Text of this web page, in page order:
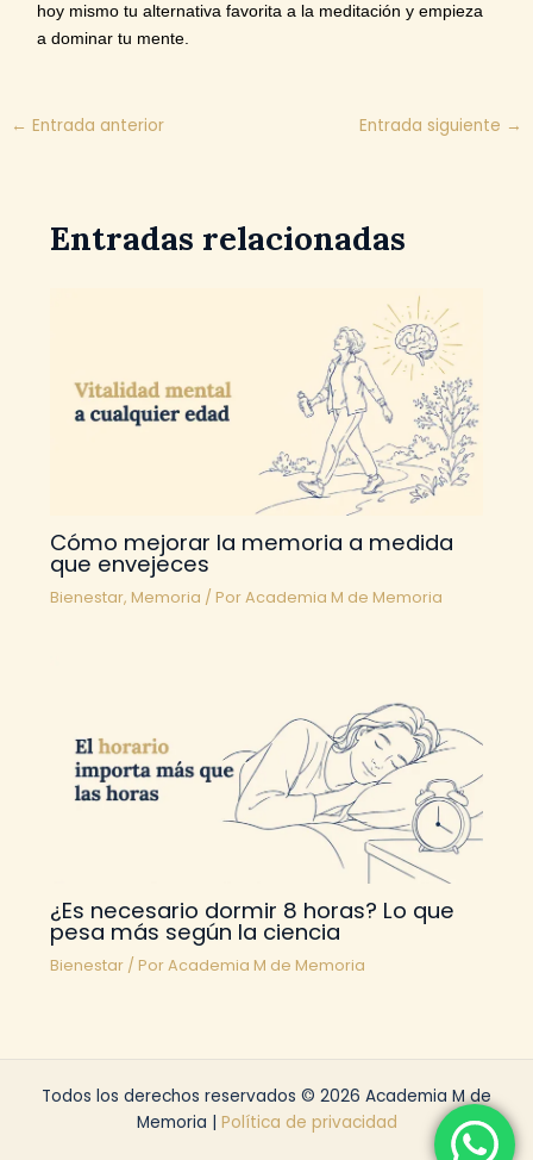
hoy mismo tu alternativa favorita a la meditación y empieza
a dominar tu mente.
← Entrada anterior Entrada siguiente →
Entradas relacionadas
Cómo mejorar la memoria a medida
que envejeces
Bienestar, Memoria / PorAcademia M de Memoria
¿Es necesario dormir 8 horas? Lo que
pesa más según la ciencia
Bienestar/ PorAcademia M de Memoria
Todos los derechos reservados © 2026 Academia M de
Memoria | Política de privacidad